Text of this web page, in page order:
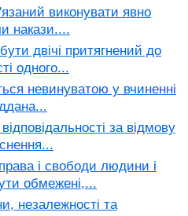
виконувати явно
накази....
двічі притягнений до
одного...
невинуватою у вчиненні
за відмову
і свободи людини і
обмежені,...
незалежності та